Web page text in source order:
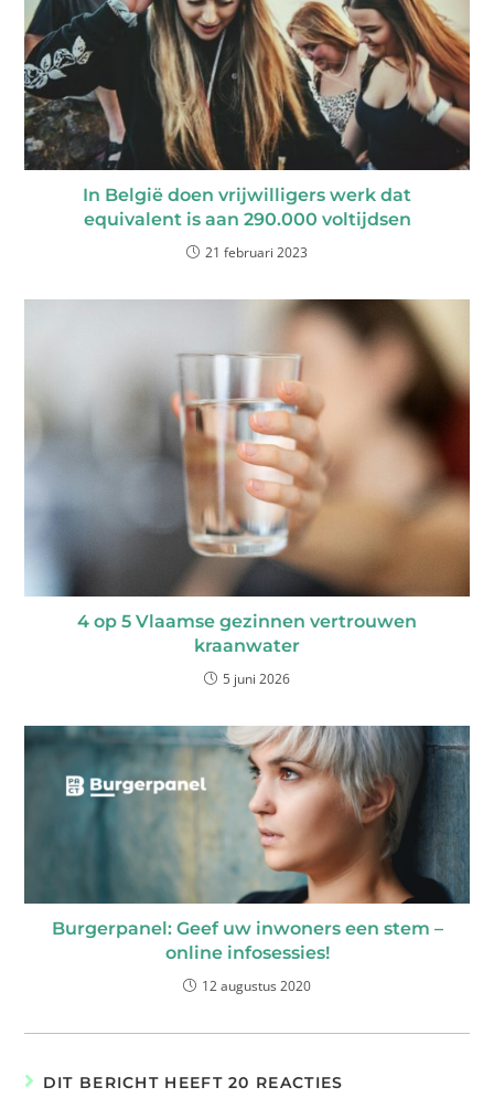
In België doen vrijwilligers werk dat
equivalent is aan 290.000 voltijdsen
21 februari 2023
4 op 5 Vlaamse gezinnen vertrouwen
kraanwater
5 juni 2026
Burgerpanel: Geef uw inwoners een stem –
online infosessies!
12 augustus 2020
DIT BERICHT HEEFT 20 REACTIES